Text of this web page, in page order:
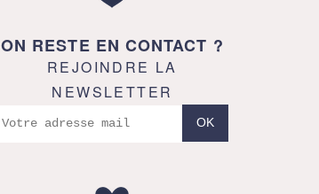
ON RESTE EN CONTACT ?
REJOINDRE LA
NEWSLETTER